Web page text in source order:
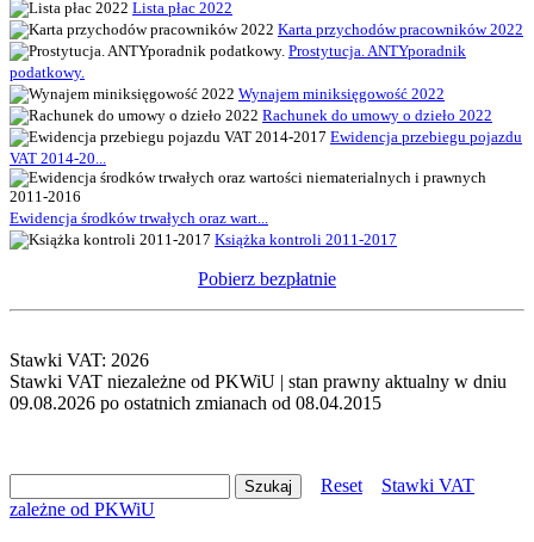
Lista płac 2022
Karta przychodów pracowników 2022
Prostytucja. ANTYporadnik
podatkowy.
Wynajem miniksięgowość 2022
Rachunek do umowy o dzieło 2022
Ewidencja przebiegu pojazdu
VAT 2014-20...
Ewidencja środków trwałych oraz wart...
Książka kontroli 2011-2017
Pobierz bezpłatnie
Stawki VAT: 2026
Stawki VAT niezależne od PKWiU | stan prawny aktualny w dniu
09.08.2026 po ostatnich zmianach od 08.04.2015
Reset
Stawki VAT
zależne od PKWiU